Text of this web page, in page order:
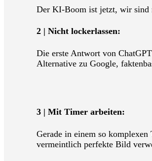
Der KI-Boom ist jetzt, wir sind
2 | Nicht lockerlassen:
Die erste Antwort von
Alternative zu Google,
3 | Mit Timer arbeiten:
Gerade in einem so
vermeintlich perfekte Bild